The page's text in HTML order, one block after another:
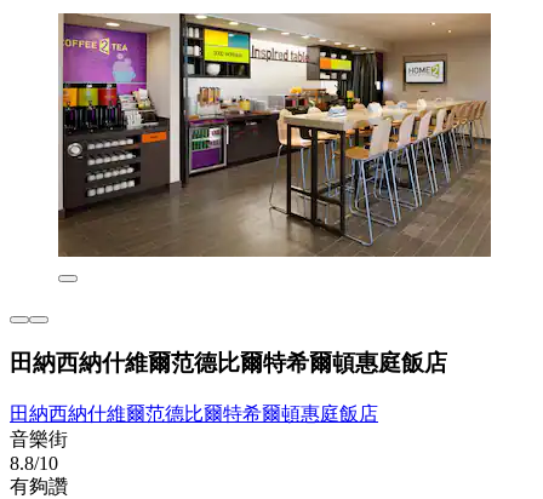
田納西納什維爾范德比爾特希爾頓惠庭飯店
田納西納什維爾范德比爾特希爾頓惠庭飯店
音樂街
8.8/10
有夠讚